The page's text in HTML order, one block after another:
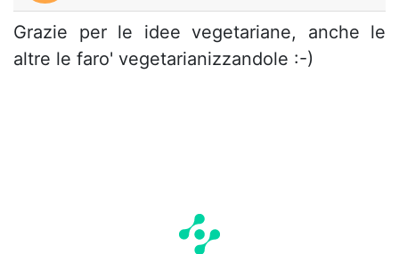
Grazie per le idee vegetariane, anche le
altre le faro' vegetarianizzandole :-)